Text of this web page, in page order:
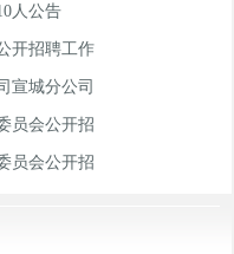
人公告
开招聘工作
宣城分公司
员会公开招
员会公开招